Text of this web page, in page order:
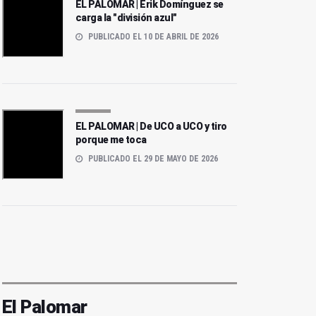
EL PALOMAR | Erik Domínguez se
carga la "división azul"
PUBLICADO EL 10 DE ABRIL DE 2026
EL PALOMAR | De UCO a UCO y tiro
porque me toca
PUBLICADO EL 29 DE MAYO DE 2026
El Palomar